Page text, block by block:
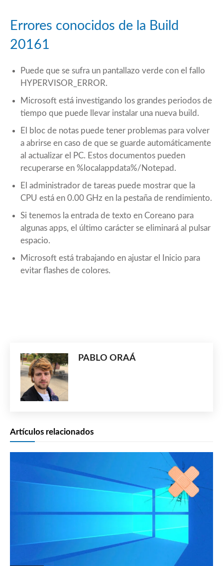
Errores conocidos de la Build
20161
Puede que se sufra un pantallazo verde con el fallo
HYPERVISOR_ERROR.
Microsoft está investigando los grandes periodos de
tiempo que puede llevar instalar una nueva build.
El bloc de notas puede tener problemas para volver
a abrirse en caso de que se guarde automáticamente
al actualizar el PC. Estos documentos pueden
recuperarse en %localappdata%/Notepad.
El administrador de tareas puede mostrar que la
CPU está en 0.00 GHz en la pestaña de rendimiento.
Si tenemos la entrada de texto en Coreano para
algunas apps, el último carácter se eliminará al pulsar
espacio.
Microsoft está trabajando en ajustar el Inicio para
evitar flashes de colores.
PABLO ORAÁ
Artículos relacionados